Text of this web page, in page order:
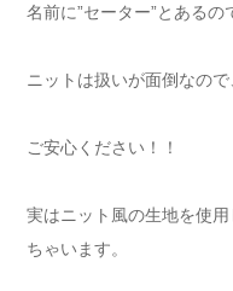
名前に”セーター”とあるの
ニットは扱いが面倒なの
ご安心ください！！
実はニット風の生地を使
ちゃいます。